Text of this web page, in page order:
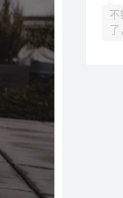
不
了